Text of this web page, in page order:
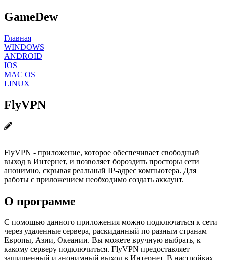
GameDew
Главная
WINDOWS
ANDROID
IOS
MAC OS
LINUX
FlyVPN
FlyVPN - приложение, которое обеспечивает свободный
выход в Интернет, и позволяет бороздить просторы сети
анонимно, скрывая реальный IP-адрес компьютера. Для
работы с приложением необходимо создать аккаунт.
О программе
С помощью данного приложения можно подключаться к сети
через удаленные сервера, раскиданный по разным странам
Европы, Азии, Океании. Вы можете вручную выбрать, к
какому серверу подключиться. FlyVPN предоставляет